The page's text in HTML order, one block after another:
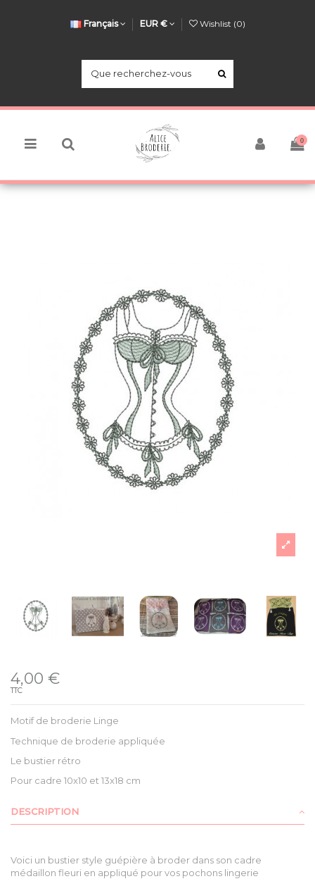
Français EUR € Wishlist (0)
0
4,00 €
TTC
Motif de broderie Linge
Technique de broderie appliquée
Le bustier rétro
Pour cadre 10x10 et 13x18 cm
DESCRIPTION
Voici un bustier style guépière à broder dans son cadre
médaillon fleuri en appliqué pour vos pochons lingerie